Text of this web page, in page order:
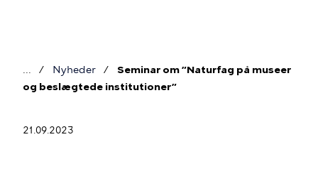
Brødkrumme
Nyheder
Seminar om ”Naturfag på museer
og beslægtede institutioner”
21.09.2023